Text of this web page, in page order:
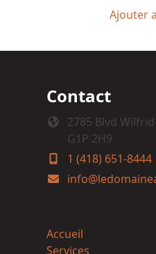
Ajouter
Contact
2785 Blvd
G1P 2H9
1 (418) 651-8444
Accueil
Services